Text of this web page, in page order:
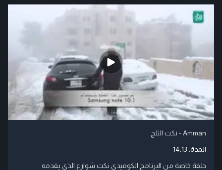
Amman - نكت الثلج
المدة: 14:13
حلقة خاصة من البرنامج الكوميدي نكت شوارع الذي يقدمه